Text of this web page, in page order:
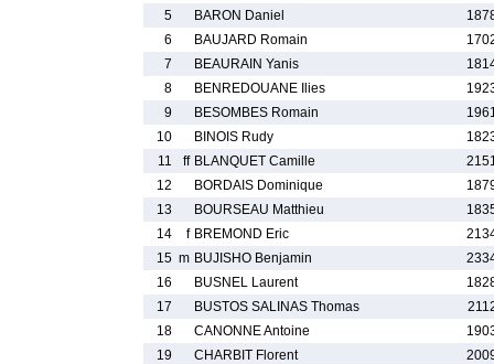
5
BARON Daniel
6
BAUJARD Romain
7
BEAURAIN Yanis
8
BENREDOUANE Ilies
9
BESOMBES Romain
10
BINOIS Rudy
11
ff BLANQUET Camille
12
BORDAIS Dominique
13
BOURSEAU Matthieu
14
f BREMOND Eric
15 m BUJISHO Benjamin
16
BUSNEL Laurent
17
BUSTOS SALINAS Thomas
18
CANONNE Antoine
19
CHARBIT Florent